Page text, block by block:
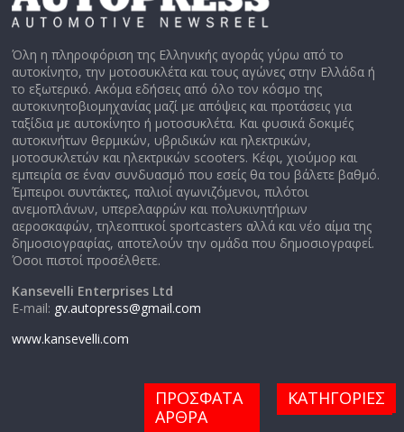
Όλη η πληροφόριση της Ελληνικής αγοράς γύρω από το
αυτοκίνητο, την μοτοσυκλέτα και τους αγώνες στην Ελλάδα ή
το εξωτερικό. Ακόμα εδήσεις από όλο τον κόσμο της
αυτοκινητοβιομηχανίας μαζί με απόψεις και προτάσεις για
ταξίδια με αυτοκίνητο ή μοτοσυκλέτα. Και φυσικά δοκιμές
αυτοκινήτων θερμικών, υβριδικών και ηλεκτρικών,
μοτοσυκλετών και ηλεκτρικών scooters. Κέφι, χιούμορ και
εμπειρία σε έναν συνδυασμό που εσείς θα του βάλετε βαθμό.
Έμπειροι συντάκτες, παλιοί αγωνιζόμενοι, πιλότοι
ανεμοπλάνων, υπερελαφρών και πολυκινητήριων
αεροσκαφών, τηλεοπτικοί sportcasters αλλά και νέο αίμα της
δημοσιογραφίας, αποτελούν την ομάδα που δημοσιογραφεί.
Όσοι πιστοί προσέλθετε.
Kansevelli Enterprises Ltd
E-mail: gv.autopress@gmail.com
www.kansevelli.com
ΠΡΟΣΦΑΤΑ
ΑΡΘΡΑ
ΚΑΤΗΓΟΡΙΕΣ